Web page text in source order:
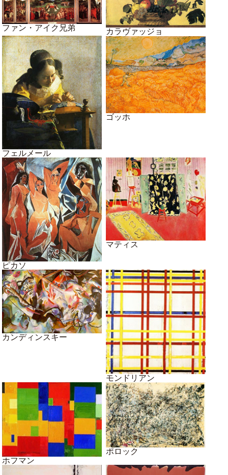
ファン・アイク兄弟 カラヴァッジョ
フェルメール
ゴッホ
ピカソ
マティス
カンディンスキー
モンドリアン
ホフマン
ポロック